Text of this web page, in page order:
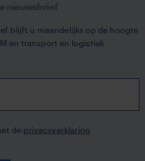
nieuwsbrief
blijft u maandelijks op de hoogte
en transport en logistiek
de privacyverklaring